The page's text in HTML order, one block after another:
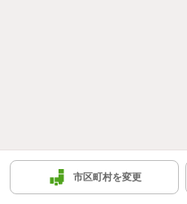
市区町村を変更